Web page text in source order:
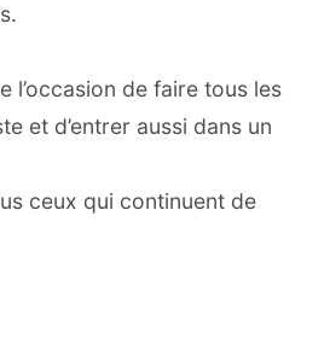
l’occasion de faire tous les
et d’entrer aussi dans un
ceux qui continuent de